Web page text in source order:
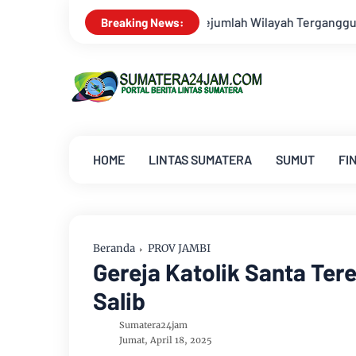
Breaking News:
Dua Lagu Karya Pangdam VI/Mulawarman
HOME LINTAS SUMATERA SUMUT
Beranda PROV JAMBI
Gereja Katolik Santa
Salib
Sumatera24jam
Jumat, April 18, 2025